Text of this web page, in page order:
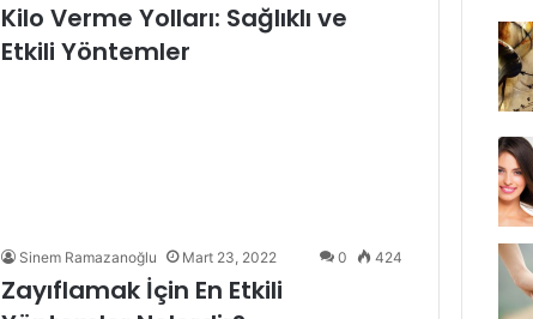
Kilo Verme Yolları: Sağlıklı ve
Etkili Yöntemler
Sinem Ramazanoğlu Mart 23, 2022 0 424
Zayıflamak İçin En Etkili